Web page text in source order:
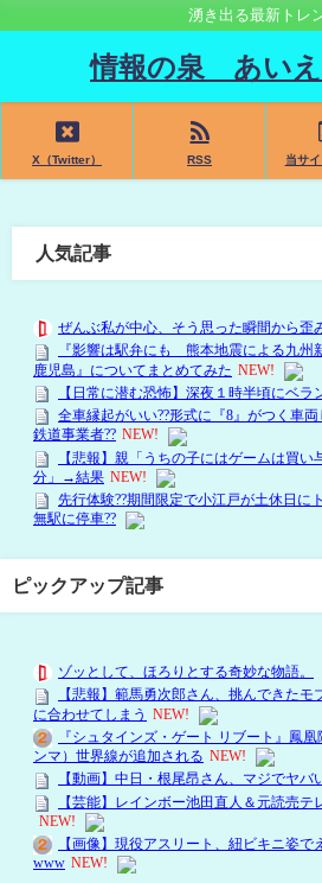
湧き出る最新トレ
情報の泉 あい
X（Twitter） RSS 当サ
人気記事
ピックアップ記事